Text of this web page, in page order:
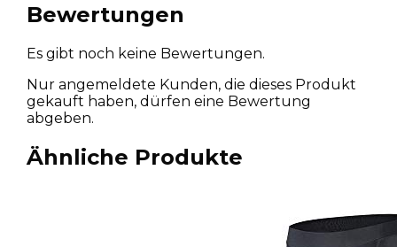
Bewertungen
Es gibt noch keine Bewertungen.
Nur angemeldete Kunden, die dieses Produkt
gekauft haben, dürfen eine Bewertung
abgeben.
Ähnliche Produkte